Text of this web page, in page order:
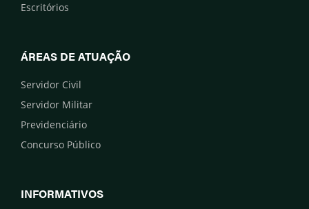
Escritórios
ÁREAS DE ATUAÇÃO
Servidor Civil
Servidor Militar
Previdenciário
Concurso Público
INFORMATIVOS